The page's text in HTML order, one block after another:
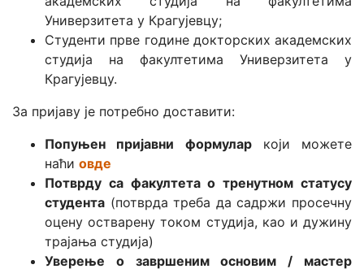
Универзитета у Крагујевцу;
Студенти прве године докторских академских
студија на факултетима Универзитета у
Крагујевцу.
За пријаву је потребно доставити:
Попуњен пријавни формуларкоји можете
наћи овде
Потврду са факултета о тренутном статусу
студента (потврда треба да садржи просечну
оцену остварену током студија, као и дужину
трајања студија)
Уверење о завршеним основим / мастер